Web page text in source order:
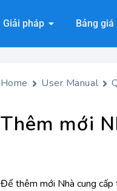
Giải pháp Bảng giá
Home User Manual
Thêm mới
Để thêm mới Nhà cung cấp